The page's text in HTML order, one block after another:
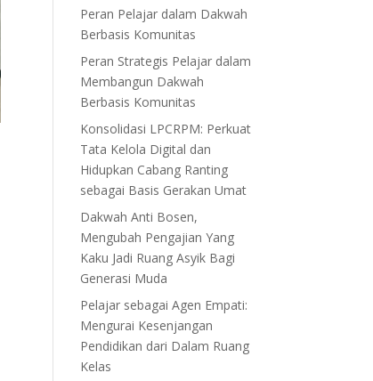
Peran Pelajar dalam Dakwah
Berbasis Komunitas
Peran Strategis Pelajar dalam
Membangun Dakwah
Berbasis Komunitas
Konsolidasi LPCRPM: Perkuat
Tata Kelola Digital dan
Hidupkan Cabang Ranting
sebagai Basis Gerakan Umat
Dakwah Anti Bosen,
Mengubah Pengajian Yang
Kaku Jadi Ruang Asyik Bagi
Generasi Muda
Pelajar sebagai Agen Empati:
Mengurai Kesenjangan
Pendidikan dari Dalam Ruang
Kelas